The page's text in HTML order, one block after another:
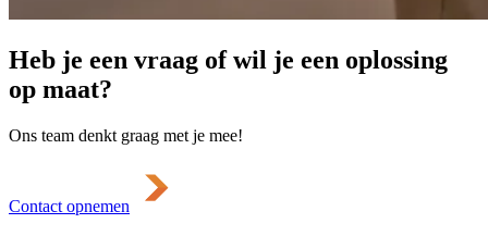
Heb je een vraag of wil je een oplossing
op maat?
Ons team denkt graag met je mee!
Contact opnemen